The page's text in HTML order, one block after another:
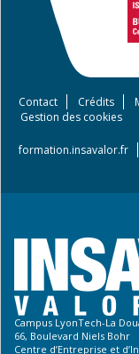
Footer
Contact Crédits
Gestion des cookies
formation.insavalor.fr
Campus LyonTech-La
66, Boulevard Niels Bohr
Centre d’Entreprise et